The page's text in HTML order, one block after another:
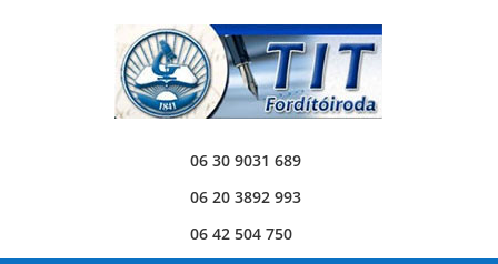
06 30 9031 689
06 20 3892 993
06 42 504 750